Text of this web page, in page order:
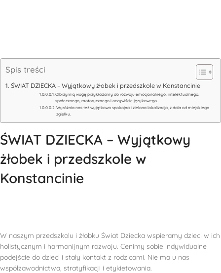
Spis treści
ŚWIAT DZIECKA – Wyjątkowy żłobek i przedszkole w Konstancinie
Olbrzymią wagę przykładamy do rozwoju emocjonalnego, intelektualnego,
społecznego, motorycznego i oczywiście językowego.
Wyróżnia nas też wyjątkowo spokojna i zielona lokalizacja, z dala od miejskiego
zgiełku.
ŚWIAT DZIECKA – Wyjątkowy
żłobek i przedszkole w
Konstancinie
W naszym przedszkolu i żłobku Świat Dziecka wspieramy dzieci w ich
holistycznym i harmonijnym rozwoju. Cenimy sobie indywidualne
podejście do dzieci i stały kontakt z rodzicami. Nie ma u nas
współzawodnictwa, stratyfikacji i etykietowania.